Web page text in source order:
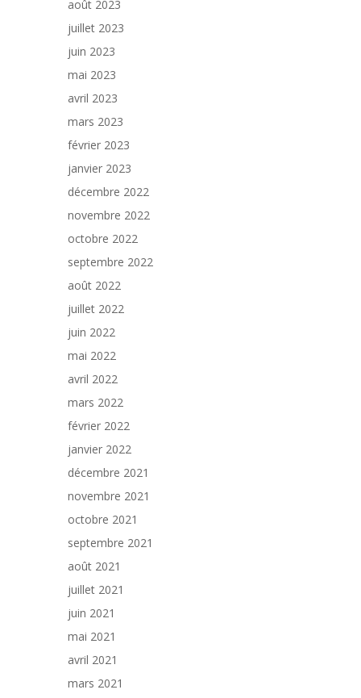
août 2023
juillet 2023
juin 2023
mai 2023
avril 2023
mars 2023
février 2023
janvier 2023
décembre 2022
novembre 2022
octobre 2022
septembre 2022
août 2022
juillet 2022
juin 2022
mai 2022
avril 2022
mars 2022
février 2022
janvier 2022
décembre 2021
novembre 2021
octobre 2021
septembre 2021
août 2021
juillet 2021
juin 2021
mai 2021
avril 2021
mars 2021